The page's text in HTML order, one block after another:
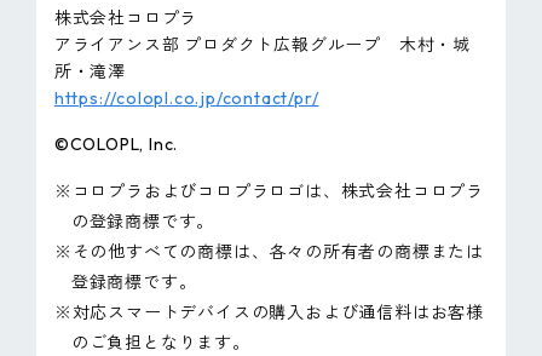
株式会社コロプラ
アライアンス部 プロダクト広報グループ 木村・城
所・滝澤
https://colopl.co.jp/contact/pr/
©COLOPL, Inc.
※コロプラおよびコロプラロゴは、株式会社コロプラ
の登録商標です。
※その他すべての商標は、各々の所有者の商標または
登録商標です。
※対応スマートデバイスの購入および通信料はお客様
のご負担となります。